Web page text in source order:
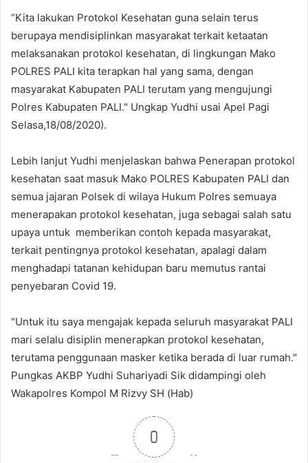
“Kita lakukan Protokol Kesehatan guna selain terus
berupaya mendisiplinkan masyarakat terkait ketaatan
melaksanakan protokol kesehatan, di lingkungan Mako
POLRES PALI kita terapkan hal yang sama, dengan
masyarakat Kabupaten PALI terutam yang mengujungi
Polres Kabupaten PALI." Ungkap Yudhi usai Apel Pagi
Selasa,18/08/2020).
Lebih lanjut Yudhi menjelaskan bahwa Penerapan protokol
kesehatan saat masuk Mako POLRES Kabupaten PALI dan
semua jajaran Polsek di wilaya Hukum Polres semuaya
menerapakan protokol kesehatan, juga sebagai salah satu
upaya untuk memberikan contoh kepada masyarakat,
terkait pentingnya protokol kesehatan, apalagi dalam
menghadapi tatanan kehidupan baru memutus rantai
penyebaran Covid 19.
"Untuk itu saya mengajak kepada seluruh masyarakat PALI
mari selalu disiplin menerapkan protokol kesehatan,
terutama penggunaan masker ketika berada di luar rumah."
Pungkas AKBP Yudhi Suhariyadi Sik didampingi oleh
Wakapolres Kompol M Rizvy SH (Hab)
0